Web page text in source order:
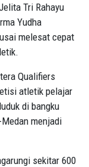
Tri Rahayu
Yudha
melesat cepat
Qualifiers
atletik pelajar
di bangku
menjadi
sekitar 600